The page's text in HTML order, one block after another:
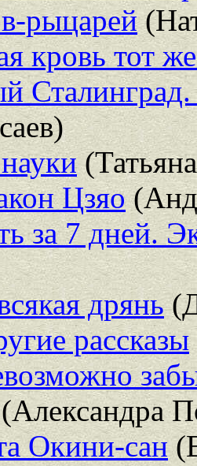
рыцарей
кровь тот
Цзяо
за 7 дней.
дрянь
рассказы
Окини-сан